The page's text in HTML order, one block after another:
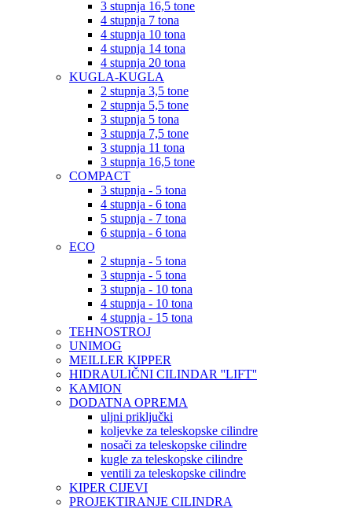
3 stupnja 16,5 tone
4 stupnja 7 tona
4 stupnja 10 tona
4 stupnja 14 tona
4 stupnja 20 tona
KUGLA-KUGLA
2 stupnja 3,5 tone
2 stupnja 5,5 tone
3 stupnja 5 tona
3 stupnja 7,5 tone
3 stupnja 11 tona
3 stupnja 16,5 tone
COMPACT
3 stupnja - 5 tona
4 stupnja - 6 tona
5 stupnja - 7 tona
6 stupnja - 6 tona
ECO
2 stupnja - 5 tona
3 stupnja - 5 tona
3 stupnja - 10 tona
4 stupnja - 10 tona
4 stupnja - 15 tona
TEHNOSTROJ
UNIMOG
MEILLER KIPPER
HIDRAULIČNI CILINDAR ''LIFT''
KAMION
DODATNA OPREMA
uljni priključki
koljevke za teleskopske cilindre
nosači za teleskopske cilindre
kugle za teleskopske cilindre
ventili za teleskopske cilindre
KIPER CIJEVI
PROJEKTIRANJE CILINDRA